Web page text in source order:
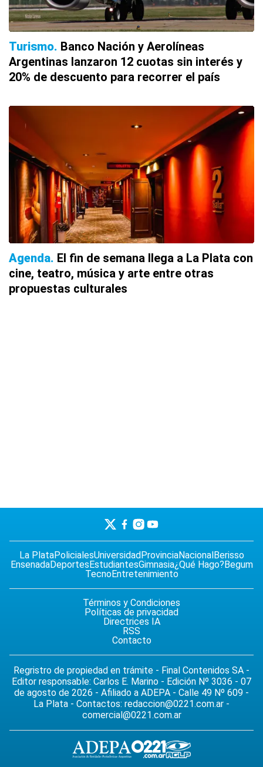
Turismo Banco Nación y Aerolíneas
Argentinas lanzaron 12 cuotas sin interés y
20% de descuento para recorrer el país
Agenda El fin de semana llega a La Plata con
cine, teatro, música y arte entre otras
propuestas culturales
La PlataPolicialesUniversidad ProvinciaNacional Berisso
EnsenadaDeportes EstudiantesGimnasia¿Qué Hago? Begum
TecnoEntretenimiento
Términos y Condiciones
Políticas de privacidad
Directrices IA
RSS
Contacto
Regristro de propiedad en trámite - Final Contenidos SA -
Editor responsable: Carlos E. Marino - Edición Nº 3036 - 07
de agosto de 2026 - Afiliado a ADEPA - Calle 49 Nº 609 -
La Plata - Contactos: redaccion@0221.com.ar -
comercial@0221.com.ar